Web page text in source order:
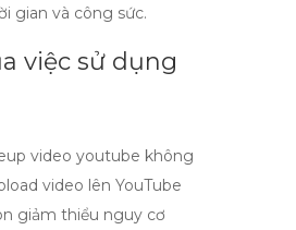
gian và công sức.
việc sử dụng
video youtube không
video lên YouTube
giảm thiểu nguy cơ